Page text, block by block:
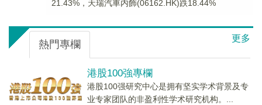
21.43%，天瑞汽車内飾(06162.HK)跌18.44%
更多
熱門專欄
港股100強專欄
港股100强研究中心是拥有坚实学术背景及专
业专家团队的非盈利性学术研究机构。...